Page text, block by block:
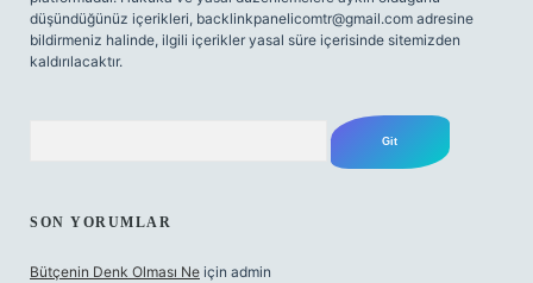
düşündüğünüz içerikleri, backlinkpanelicomtr@gmail.com adresine
bildirmeniz halinde, ilgili içerikler yasal süre içerisinde sitemizden
kaldırılacaktır.
SON YORUMLAR
Bütçenin Denk Olması Ne için admin